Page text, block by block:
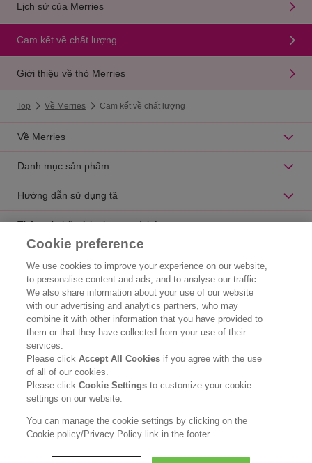
Lịch sử của Merries
Cam kết về chất lượng
Giới thiệu về thỏ Merries
Top Về Merries Cam kết về chất lượng
Về Merries
Danh mục sản phẩm
Hướng dẫn sử dụng tã
Thông tin hữu ích cho mẹ và bé
Liên hệ
Thông tin doanh nghiệp
Chúng tôi là ai
Hóa chất Kao
Chính sách bảo mật
Cookie preference
We use cookies to improve your experience on our website,
to personalise content and ads, and to analyse our traffic.
We also share information about your use of our website
with our advertising and analytics partners, who may
combine it with other information that you have provided to
them or that they have collected from your use of their
services.
Please clickAccept All Cookies if you agree with the use
of all of our cookies.
Please clickCookie Settingsto customize your cookie
settings on our website.
You can manage the cookie settings by clicking on the
Cookie policy/Privacy Policy link in the footer.